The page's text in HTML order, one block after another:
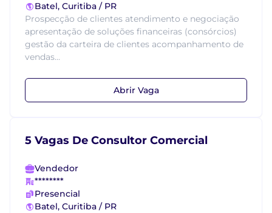
Batel, Curitiba / PR
Prospecção de clientes atendimento e negociação
apresentação de soluções financeiras (consórcios)
gestão da carteira de clientes acompanhamento de
vendas...
Abrir Vaga
5 Vagas De Consultor Comercial
Vendedor
********
Presencial
Batel, Curitiba / PR